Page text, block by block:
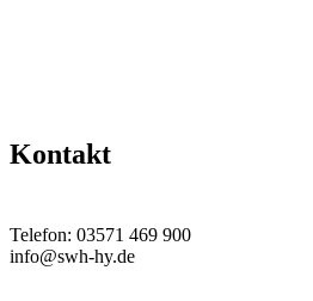
Kontakt
Telefon: 03571 469 900
info@swh-hy.de